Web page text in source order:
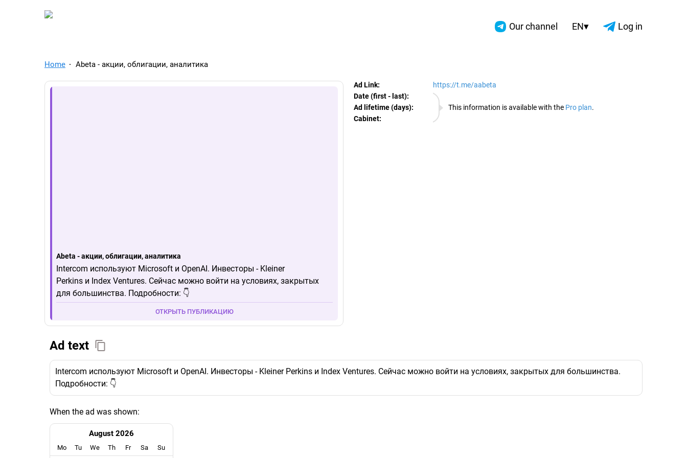
TelegramAds.com — Telegram Ads Spy Our channel EN▾ Log in
Home Abeta - акции, облигации, аналитика
Abeta - акции, облигации, аналитика
Intercom используют Microsoft и OpenAI. Инвесторы - Kleiner
Perkins и Index Ventures. Сейчас можно войти на условиях, закрытых
для большинства. Подробности: 👇
ОТКРЫТЬ ПУБЛИКАЦИЮ
Ad Link: https://t.me/aabeta
This information is available with the Pro plan.
Date (first - last):
08.08.2026
Ad lifetime (days):
Cabinet:
EURO
Ad text
Intercom используют Microsoft и OpenAI. Инвесторы - Kleiner Perkins и Index Ventures. Сейчас можно войти на условиях, закрытых для большинства.
Подробности: 👇
When the ad was shown:
August 2026
Mo Tu We Th Fr Sa Su